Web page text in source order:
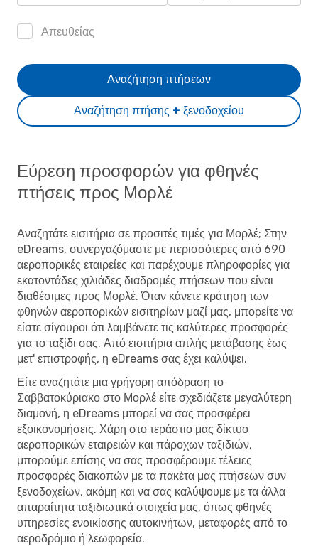
Απευθείας
Αναζήτηση πτήσης + ξενοδοχείου
Αναζήτηση πτήσεων
Εύρεση προσφορών για φθηνές
πτήσεις προς Μορλέ
Αναζητάτε εισιτήρια σε προσιτές τιμές για Μορλέ; Στην
eDreams, συνεργαζόμαστε με περισσότερες από 690
αεροπορικές εταιρείες και παρέχουμε πληροφορίες για
εκατοντάδες χιλιάδες διαδρομές πτήσεων που είναι
διαθέσιμες προς Μορλέ. Όταν κάνετε κράτηση των
φθηνών αεροπορικών εισιτηρίων μαζί μας, μπορείτε να
είστε σίγουροι ότι λαμβάνετε τις καλύτερες προσφορές
για το ταξίδι σας. Από εισιτήρια απλής μετάβασης έως
μετ' επιστροφής, η eDreams σας έχει καλύψει.
Είτε αναζητάτε μια γρήγορη απόδραση το
Σαββατοκύριακο στο Μορλέ είτε σχεδιάζετε μεγαλύτερη
διαμονή, η eDreams μπορεί να σας προσφέρει
εξοικονομήσεις. Χάρη στο τεράστιο μας δίκτυο
αεροπορικών εταιρειών και πάροχων ταξιδιών,
μπορούμε επίσης να σας προσφέρουμε τέλειες
προσφορές διακοπών με τα πακέτα μας πτήσεων συν
ξενοδοχείων, ακόμη και να σας καλύψουμε με τα άλλα
απαραίτητα ταξιδιωτικά στοιχεία μας, όπως φθηνές
υπηρεσίες ενοικίασης αυτοκινήτων, μεταφορές από το
αεροδρόμιο ή λεωφορεία.